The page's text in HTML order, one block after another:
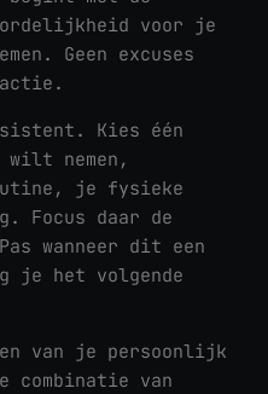
voor je
Geen excuses
Kies één
nemen,
je fysieke
Focus daar de
wanneer dit een
je het volgende
van je persoonlijk
combinatie van